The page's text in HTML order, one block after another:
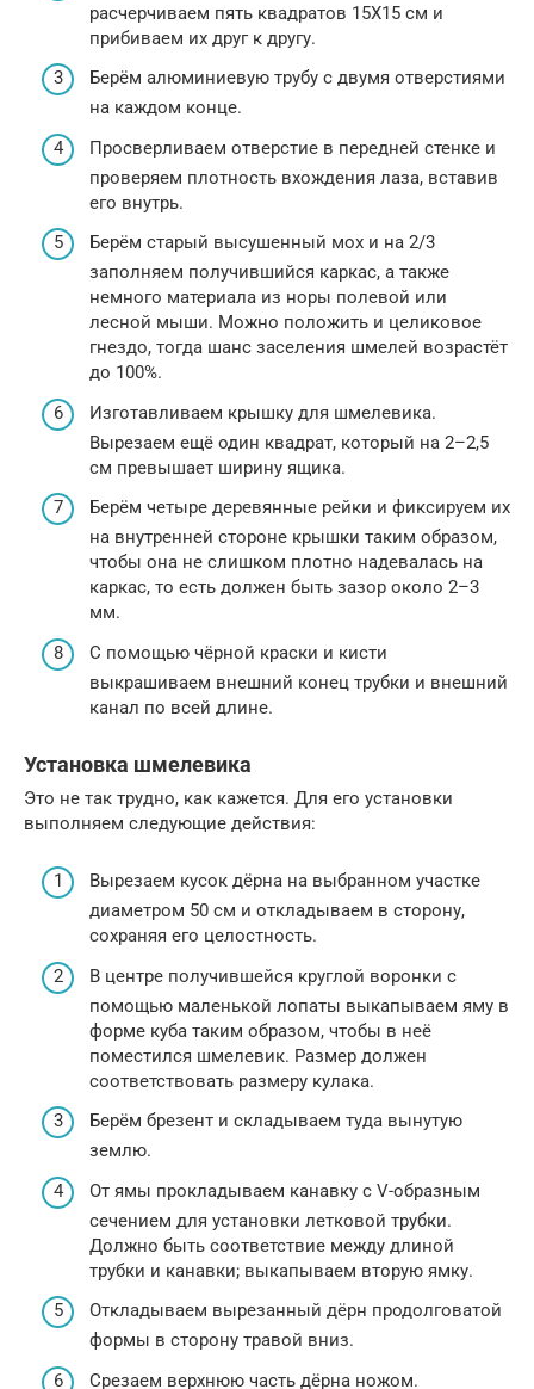
расчерчиваем пять квадратов 15Х15 см и
прибиваем их друг к другу.
Берём алюминиевую трубу с двумя отверстиями
на каждом конце.
Просверливаем отверстие в передней стенке и
проверяем плотность вхождения лаза, вставив
его внутрь.
Берём старый высушенный мох и на 2/3
заполняем получившийся каркас, а также
немного материала из норы полевой или
лесной мыши. Можно положить и целиковое
гнездо, тогда шанс заселения шмелей возрастёт
до 100%.
Изготавливаем крышку для шмелевика.
Вырезаем ещё один квадрат, который на 2–2,5
см превышает ширину ящика.
Берём четыре деревянные рейки и фиксируем их
на внутренней стороне крышки таким образом,
чтобы она не слишком плотно надевалась на
каркас, то есть должен быть зазор около 2–3
мм.
С помощью чёрной краски и кисти
выкрашиваем внешний конец трубки и внешний
канал по всей длине.
Установка шмелевика
Это не так трудно, как кажется. Для его установки
выполняем следующие действия:
Вырезаем кусок дёрна на выбранном участке
диаметром 50 см и откладываем в сторону,
сохраняя его целостность.
В центре получившейся круглой воронки с
помощью маленькой лопаты выкапываем яму в
форме куба таким образом, чтобы в неё
поместился шмелевик. Размер должен
соответствовать размеру кулака.
Берём брезент и складываем туда вынутую
землю.
От ямы прокладываем канавку с V-образным
сечением для установки летко­вой трубки.
Должно быть соответствие между длиной
трубки и канавки; выкапываем вторую ямку.
Откладываем вырезанный дёрн продолговатой
формы в сторону травой вниз.
Срезаем верхнюю часть дёрна ножом.